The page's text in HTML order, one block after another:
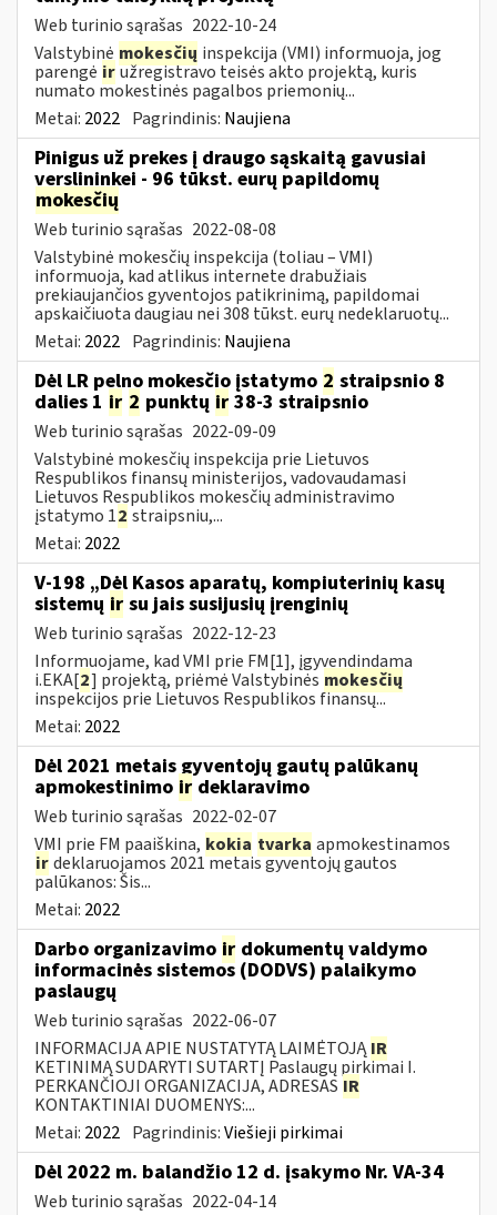
Web turinio sąrašas 2022-10-24
Valstybinė mokesčių inspekcija (VMI) informuoja, jog
parengė iružregistravo teisės akto projektą, kuris
numato mokestinės pagalbos priemonių...
Metai: 2022 Pagrindinis: Naujiena
Pinigus už prekes į draugo sąskaitą gavusiai
verslininkei - 96 tūkst. eurų papildomų
mokesčių
Web turinio sąrašas 2022-08-08
Valstybinė mokesčių inspekcija (toliau – VMI)
informuoja, kad atlikus internete drabužiais
prekiaujančios gyventojos patikrinimą, papildomai
apskaičiuota daugiau nei 308 tūkst. eurų nedeklaruotų...
Metai: 2022 Pagrindinis: Naujiena
Dėl LR pelno mokesčio įstatymo 2 straipsnio 8
dalies 1 ir 2 punktų ir 38-3 straipsnio
Web turinio sąrašas 2022-09-09
Valstybinė mokesčių inspekcija prie Lietuvos
Respublikos finansų ministerijos, vadovaudamasi
Lietuvos Respublikos mokesčių administravimo
įstatymo 12 straipsniu,...
Metai: 2022
V-198 „Dėl Kasos aparatų, kompiuterinių kasų
sistemų ir su jais susijusių įrenginių
Web turinio sąrašas 2022-12-23
Informuojame, kad VMI prie FM[1], įgyvendindama
i.EKA[2] projektą, priėmė Valstybinės mokesčių
inspekcijos prie Lietuvos Respublikos finansų...
Metai: 2022
Dėl 2021 metais gyventojų gautų palūkanų
apmokestinimo ir deklaravimo
Web turinio sąrašas 2022-02-07
VMI prie FM paaiškina, kokia tvarka apmokestinamos
irdeklaruojamos 2021 metais gyventojų gautos
palūkanos: Šis...
Metai: 2022
Darbo organizavimo ir dokumentų valdymo
informacinės sistemos (DODVS) palaikymo
paslaugų
Web turinio sąrašas 2022-06-07
INFORMACIJA APIE NUSTATYTĄ LAIMĖTOJĄIR
KETINIMĄ SUDARYTI SUTARTĮ Paslaugų pirkimai I.
PERKANČIOJI ORGANIZACIJA, ADRESAS IR
KONTAKTINIAI DUOMENYS:...
Metai: 2022 Pagrindinis:Viešieji pirkimai
Dėl 2022 m. balandžio 12 d. įsakymo Nr. VA-34
Web turinio sąrašas 2022-04-14